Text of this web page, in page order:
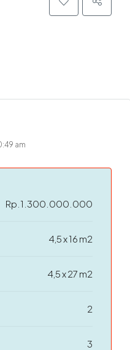
am
Rp.1.300.000.000
4,5 x 16 m2
4,5 x 27 m2
2
3